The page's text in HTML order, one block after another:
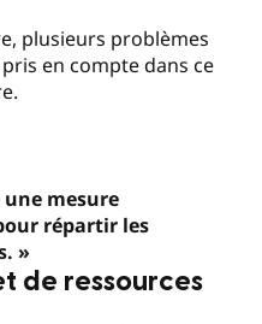
plusieurs problèmes
en compte dans ce
une mesure
répartir les
»
de ressources